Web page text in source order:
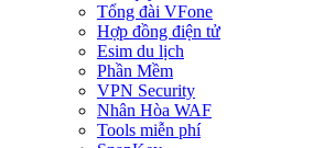
Tổng đài VFone
Hợp đồng điện tử
Esim du lịch
Phần Mềm
VPN Security
Nhân Hòa WAF
Tools miễn phí